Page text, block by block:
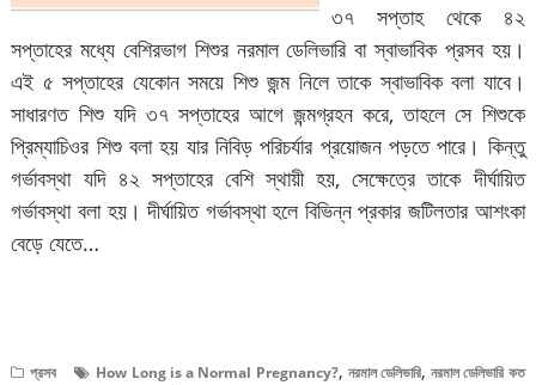
৩৭ সপ্তাহ থেকে ৪২
সপ্তাহের মধ্যে বেশিরভাগ শিশুর নরমাল ডেলিভারি বা স্বাভাবিক প্রসব হয়।
এই ৫ সপ্তাহের যেকোন সময়ে শিশু জন্ম নিলে তাকে স্বাভাবিক বলা যাবে।
সাধারণত শিশু যদি ৩৭ সপ্তাহের আগে জন্মগ্রহন করে, তাহলে সে শিশুকে
প্রিম্যাচিওর শিশু বলা হয় যার নিবিড় পরিচর্যার প্রয়োজন পড়তে পারে। কিন্তু
গর্ভাবস্থা যদি ৪২ সপ্তাহের বেশি স্থায়ী হয়, সেক্ষেত্রে তাকে দীর্ঘায়িত
গর্ভাবস্থা বলা হয়। দীর্ঘায়িত গর্ভাবস্থা হলে বিভিন্ন প্রকার জটিলতার আশংকা
বেড়ে যেতে…
প্রসব How Long is a Normal Pregnancy?, নরমাল ডেলিভারি,নরমাল ডেলিভারি কত